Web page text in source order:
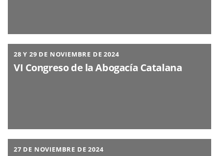
28 Y 29 DE NOVIEMBRE DE 2024
VI Congreso de la Abogacía Catalana
27 DE NOVIEMBRE DE 2024